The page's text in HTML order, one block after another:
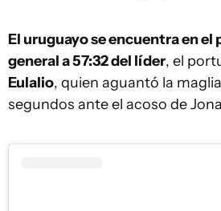
El uruguayo se encuentra en el
general a 57:32 del líder, el
Eulalio, quien aguantó la
segundos ante el acoso de